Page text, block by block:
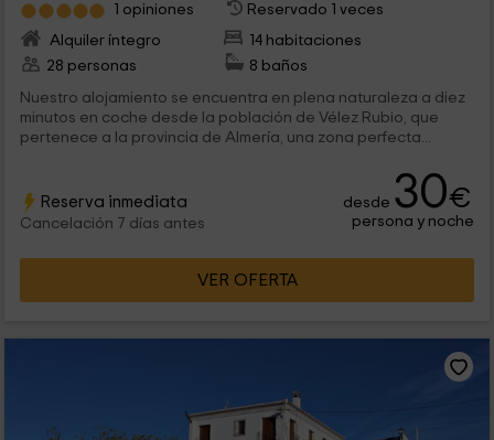
1 opiniones
Reservado 1 veces
Alquiler íntegro
14 habitaciones
28 personas
8 baños
Nuestro alojamiento se encuentra en plena naturaleza a diez
minutos en coche desde la población de Vélez Rubio, que
pertenece a la provincia de Almería, una zona perfecta...
Reserva inmediata
Cancelación 7 días antes
desde 30€
persona y noche
VER OFERTA